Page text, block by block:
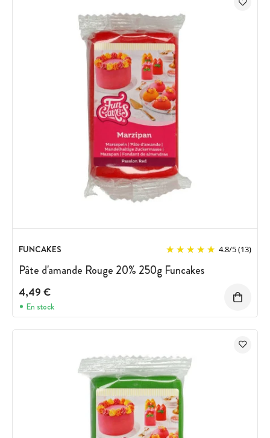
FUNCAKES 4.8/5(13)
Pâte d'amande Rouge 20% 250g Funcakes
4,49 €
En stock